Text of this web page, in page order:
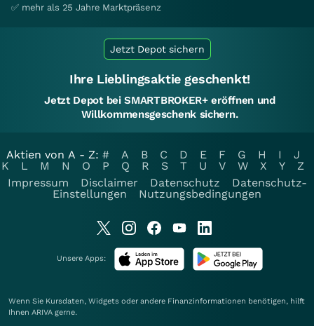
✅ mehr als 25 Jahre Marktpräsenz
Jetzt Depot sichern
Ihre Lieblingsaktie geschenkt!
Jetzt Depot bei SMARTBROKER+ eröffnen und
Willkommensgeschenk sichern.
Aktien von A - Z: # A B C D E F G H I
J
K
L M N O P Q R S T U V W X Y
Z
Impressum
Disclaimer Datenschutz
Datenschutz-
Einstellungen
Nutzungsbedingungen
Unsere Apps:
Wenn Sie Kursdaten, Widgets oder andere Finanzinformationen benötigen, hilft
Ihnen ARIVA gerne.